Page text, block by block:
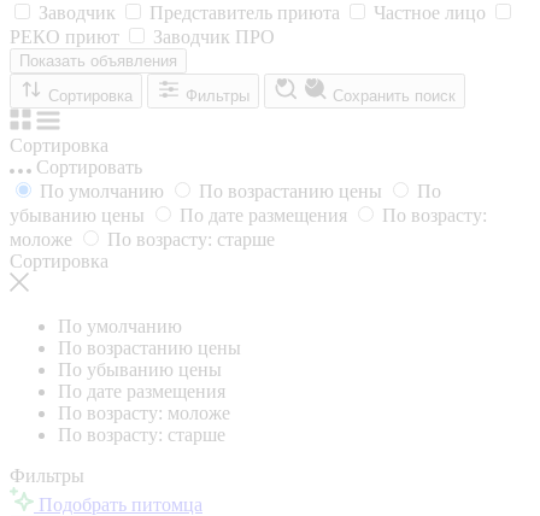
Заводчик
Представитель приюта
Частное лицо
РЕКО приют
Заводчик ПРО
Показать объявления
Сортировка
Фильтры Сохранить поиск
Сортировка
Сортировать
По умолчанию
По возрастанию цены
По
убыванию цены
По дате размещения
По возрасту:
моложе
По возрасту: старше
Сортировка
По умолчанию
По возрастанию цены
По убыванию цены
По дате размещения
По возрасту: моложе
По возрасту: старше
Фильтры
Подобрать питомца